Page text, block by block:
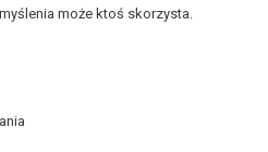
może ktoś skorzysta.